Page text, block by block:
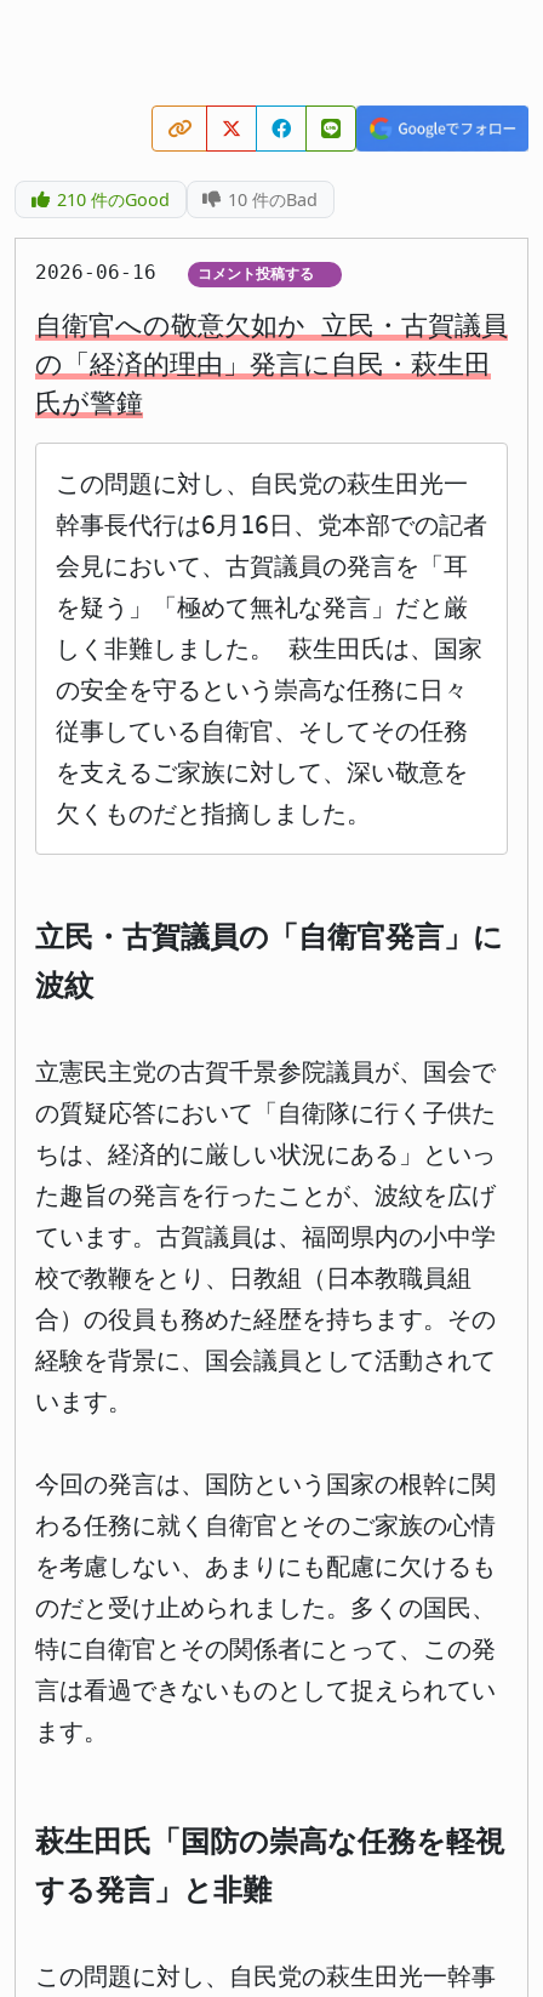
210件のGood 10 件のBad
2026-06-16 コメント投稿する
自衛官への敬意欠如か 立民・古賀議員
の「経済的理由」発言に自民・萩生田
氏が警鐘
この問題に対し、自民党の萩生田光一
幹事長代行は6月16日、党本部での記者
会見において、古賀議員の発言を「耳
を疑う」「極めて無礼な発言」だと厳
しく非難しました。 萩生田氏は、国家
の安全を守るという崇高な任務に日々
従事している自衛官、そしてその任務
を支えるご家族に対して、深い敬意を
欠くものだと指摘しました。
立民・古賀議員の「自衛官発言」に
波紋
立憲民主党の古賀千景参院議員が、国会で
の質疑応答において「自衛隊に行く子供た
ちは、経済的に厳しい状況にある」といっ
た趣旨の発言を行ったことが、波紋を広げ
ています。古賀議員は、福岡県内の小中学
校で教鞭をとり、日教組（日本教職員組
合）の役員も務めた経歴を持ちます。その
経験を背景に、国会議員として活動されて
います。
今回の発言は、国防という国家の根幹に関
わる任務に就く自衛官とそのご家族の心情
を考慮しない、あまりにも配慮に欠けるも
のだと受け止められました。多くの国民、
特に自衛官とその関係者にとって、この発
言は看過できないものとして捉えられてい
ます。
萩生田氏「国防の崇高な任務を軽視
する発言」と非難
この問題に対し、自民党の萩生田光一幹事